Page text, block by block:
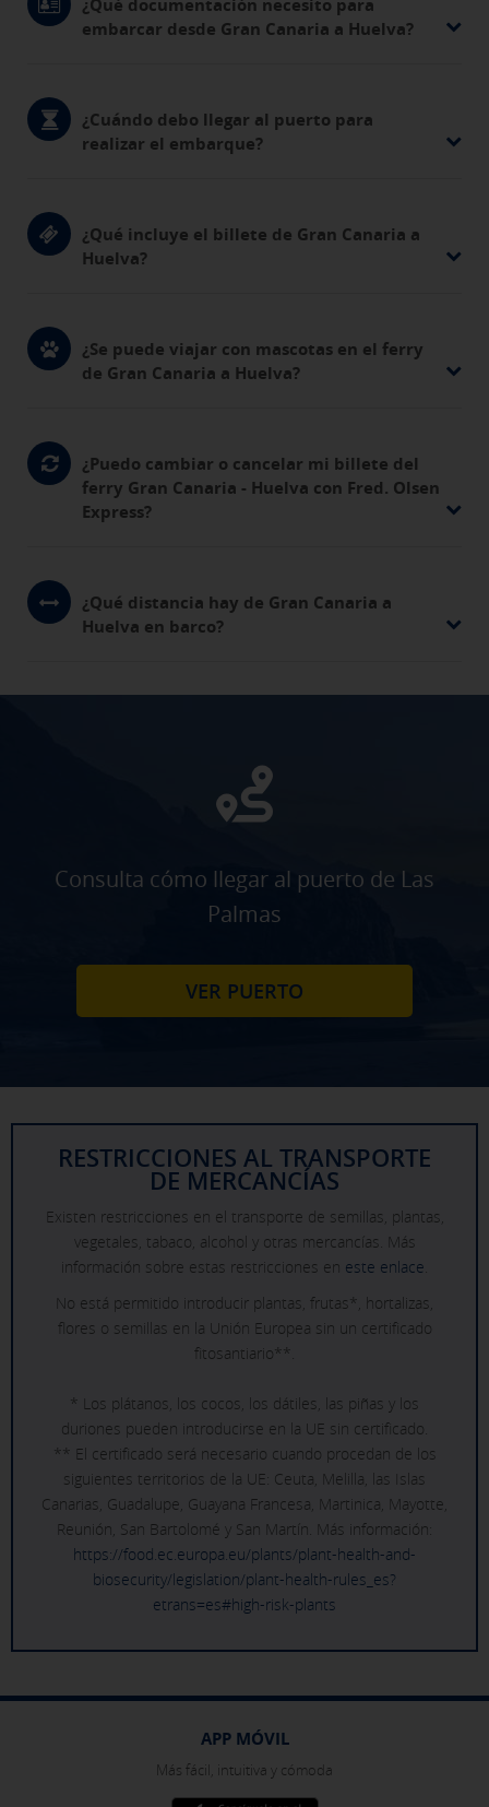
¿Qué documentación necesito para
embarcar desde Gran Canaria a Huelva?
¿Cuándo debo llegar al puerto para
realizar el embarque?
¿Qué incluye el billete de Gran Canaria a
Huelva?
¿Se puede viajar con mascotas en el ferry
de Gran Canaria a Huelva?
¿Puedo cambiar o cancelar mi billete del
ferry Gran Canaria - Huelva con Fred. Olsen
Express?
¿Qué distancia hay de Gran Canaria a
Huelva en barco?
Consulta cómo llegar al puerto de Las
Palmas
VER PUERTO
RESTRICCIONES AL TRANSPORTE
DE MERCANCÍAS
Existen restricciones en el transporte de semillas, plantas,
vegetales, tabaco, alcohol y otras mercancías. Más
información sobre estas restricciones en este enlace
No está permitido introducir plantas, frutas*, hortalizas,
flores o semillas en la Unión Europea sin un certificado
fitosantiario**.
* Los plátanos, los cocos, los dátiles, las piñas y los
duriones pueden introducirse en la UE sin certificado.
** El certificado será necesario cuando procedan de los
siguientes territorios de la UE: Ceuta, Melilla, las Islas
Canarias, Guadalupe, Guayana Francesa, Martinica, Mayotte,
Reunión, San Bartolomé y San Martín. Más información:
https://food.ec.europa.eu/plants/plant-health-and-
biosecurity/legislation/plant-health-rules_es?
etrans=es#high-risk-plants
APP MÓVIL
Más fácil, intuitiva y cómoda